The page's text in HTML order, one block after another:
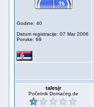
Godine: 40
Datum registracije: 07 Mar 2006
Poruke: 69
talesjr
Početnik Domaćeg.de